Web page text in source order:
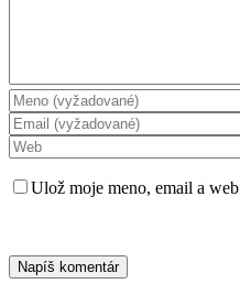
Ulož moje meno, email a web